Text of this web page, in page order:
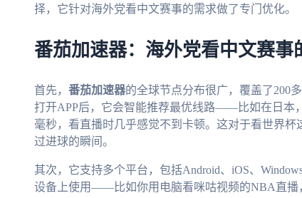
择，它针对海外党看中文赛事的需求做了专门优化。
番茄加速器：海外党看中文赛事
首先， 番茄加速器的全球节点分布很广，覆盖了200
打开APP后，它会智能推荐最优线路——比如在日本
毫秒，看直播时几乎感觉不到卡顿。这对于看世界
过进球的瞬间。
其次，它支持多个平台，包括Android、iOS、
设备上使用——比如你用电脑看咪咕视频的NBA直播